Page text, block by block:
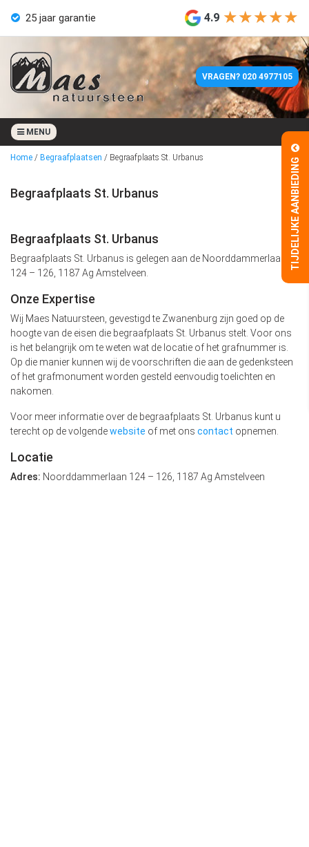
25 jaar garantie
Eigen werkplaats
Geen aanbetaling
4 weken levertijd
25 jaar garantie
Eigen werkplaats
Geen aanbetaling
4.9 ★★★★★
★★★★★
VRAGEN? 020 4977105
MENU
Home / Begraafplaatsen / Begraafplaats St. Urbanus
Begraafplaats St. Urbanus
Begraafplaats St. Urbanus
Begraafplaats St. Urbanus is gelegen aan de Noorddammerlaan
124 – 126, 1187 Ag Amstelveen.
Onze Expertise
Wij Maes Natuursteen, gevestigd te Zwanenburg zijn goed op de
hoogte van de eisen die begraafplaats St. Urbanus stelt. Voor ons
is het belangrijk om te weten wat de locatie of het grafnummer is.
Op die manier kunnen wij de voorschriften die aan de gedenksteen
of het grafmonument worden gesteld eenvoudig toelichten en
nakomen.
Voor meer informatie over de begraafplaats St. Urbanus kunt u
terecht op de volgendewebsite of met ons contact opnemen.
Locatie
Adres: Noorddammerlaan 124 – 126, 1187 Ag Amstelveen
TIJDELIJKE AANBIEDING